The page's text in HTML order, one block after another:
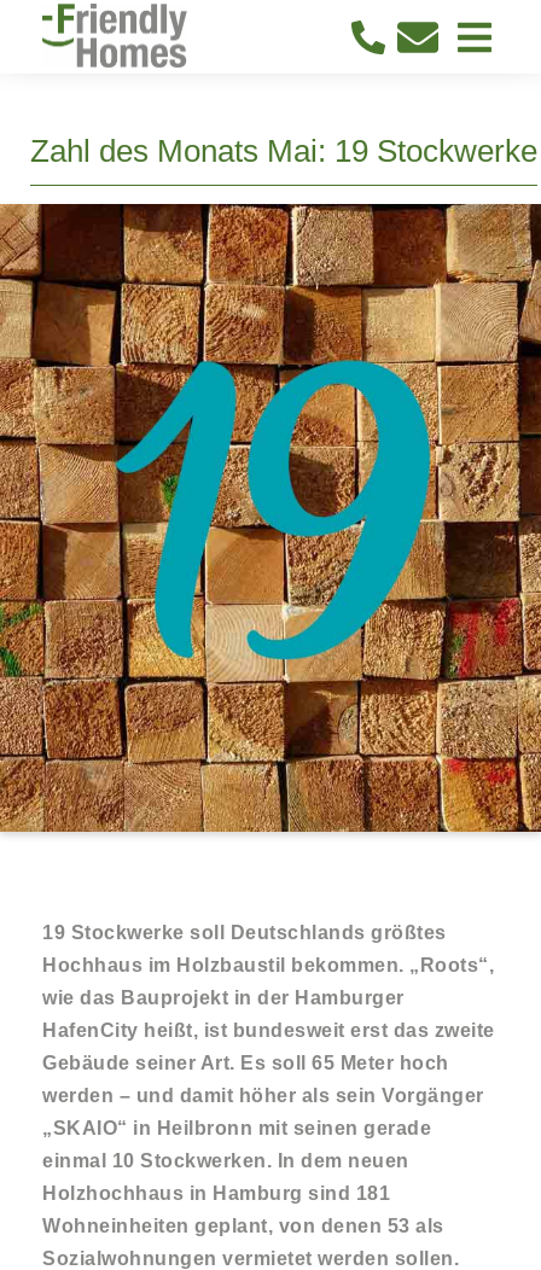
Zahl des Monats Mai: 19 Stockwerke
19 Stockwerke soll Deutschlands größtes
Hochhaus im Holzbaustil bekommen. „Roots“,
wie das Bauprojekt in der Hamburger
HafenCity heißt, ist bundesweit erst das zweite
Gebäude seiner Art. Es soll 65 Meter hoch
werden – und damit höher als sein Vorgänger
„SKAIO“ in Heilbronn mit seinen gerade
einmal 10 Stockwerken. In dem neuen
Holzhochhaus in Hamburg sind 181
Wohneinheiten geplant, von denen 53 als
Sozialwohnungen vermietet werden sollen.